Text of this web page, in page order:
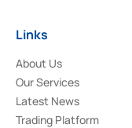
Links
About Us
Our Services
Latest News
Trading Platform